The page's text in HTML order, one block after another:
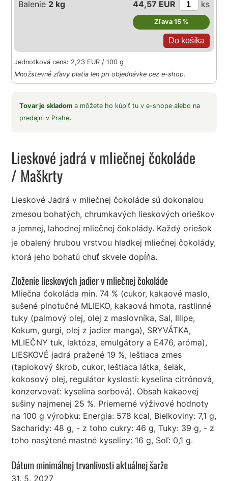
Balenie 2 kg 44,57 EUR ks
Zľava 15 %
Jednotková cena: 2,23 EUR / 100 g
Množstevné zľavy platia len pri objednávke cez e-shop.
Tovar je skladoma môžete ho kúpiť tu v e-shope alebo na
predajni v Prahe.
Lieskové jadrá v mliečnej čokoláde
/ Maškrty
Lieskové Jadrá v mliečnej čokoláde sú dokonalou
zmesou bohatých, chrumkavých lieskových orieškov
a jemnej, lahodnej mliečnej čokolády. Každý oriešok
je obalený hrubou vrstvou hladkej mliečnej čokolády,
ktorá jeho bohatú chuť skvele dopĺňa.
Zloženie lieskových jadier v mliečnej čokoláde
Mliečna čokoláda min. 74 % (cukor, kakaové maslo,
sušené plnotučné MLIEKO, kakaová hmota, rastlinné
tuky (palmový olej, olej z maslovníka, Sal, Illipe,
Kokum, gurgi, olej z jadier manga), SRYVÁTKA,
MLIEČNY tuk, laktóza, emulgátory a E476, aróma),
LIESKOVÉ jadrá pražené 19 %, leštiaca zmes
(tapiokový škrob, cukor, leštiaca látka, šelak,
kokosový olej, regulátor kyslosti: kyselina citrónová,
konzervovať: kyselina sorbová). Obsah kakaovej
sušiny najmenej 25 %. Priemerné výživové hodnoty
na 100 g výrobku: Energia: 578 kcal, Bielkoviny: 7,1 g,
Sacharidy: 48 g, - z toho cukry: 46 g, Tuky: 39 g, - z
toho nasýtené mastné kyseliny: 16 g, Soľ: 0,1 g.
Dátum minimálnej trvanlivosti aktuálnej šarže
31. 5. 2027